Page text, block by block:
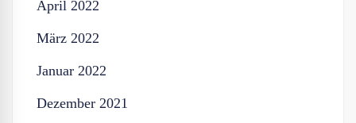
April 2022
März 2022
Januar 2022
Dezember 2021